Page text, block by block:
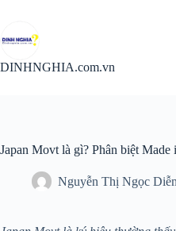
phần
nội
dung
DINHNGHIA.com.vn
Japan Movt là gì? Phân biệt Made
Nguyễn Thị Ngọc